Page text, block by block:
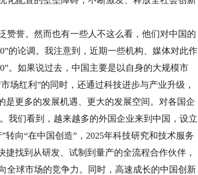
誉。然而也有一些人不这么看，他们对中国的
的论调。我注意到，近期一些机构、媒体对此作
。如果说过去，中国主要是以自身的大规模市
场红利”的同时，还通过科技进步与产业升级，
是更多的发展机遇、更大的发展空间。对各国企
我们看到，越来越多的外国企业来到中国，设立
向“在中国创造”，2025年科技研究和技术服务
找到从研发、试制到量产的全流程合作伙伴，
全球市场的竞争力。同时，高速成长的中国创新